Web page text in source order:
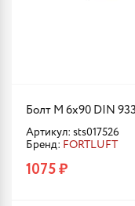
Болт М 6х90 DIN
Артикул: sts017526
Бренд: FORTLUFT
1075 ₽